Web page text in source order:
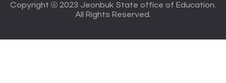
Copyright ⓒ 2023 Jeonbuk State office of Education.
All Rights Reserved.